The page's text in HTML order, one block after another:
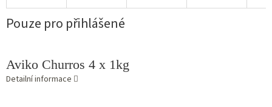
Pouze pro přihlášené
Aviko Churros 4 x 1kg
Detailní informace